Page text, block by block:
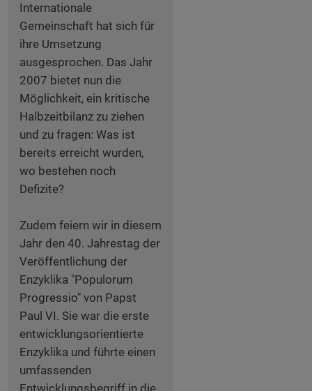
Internationale
Gemeinschaft hat sich für
ihre Umsetzung
ausgesprochen. Das Jahr
2007 bietet nun die
Möglichkeit, ein kritische
Halbzeitbilanz zu ziehen
und zu fragen: Was ist
bereits erreicht wurden,
wo bestehen noch
Defizite?
Zudem feiern wir in diesem
Jahr den 40. Jahrestag der
Veröffentlichung der
Enzyklika "Populorum
Progressio" von Papst
Paul VI. Sie war die erste
entwicklungsorientierte
Enzyklika und führte einen
umfassenden
Entwicklungsbegriff in die